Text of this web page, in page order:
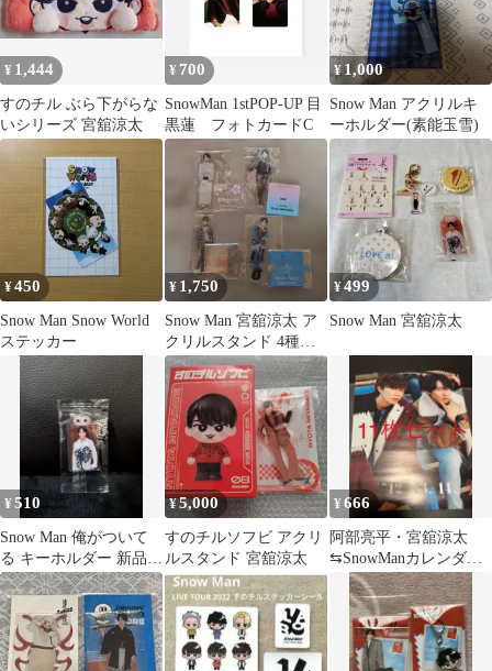
¥ 1,444
すのチル ぶら下がらな
いシリーズ 宮舘涼太
¥ 700
SnowMan 1stPOP-UP 目
黒蓮 フォトカードC
¥ 1,000
Snow Man アクリルキ
ーホルダー(素能玉雪)
¥450
Snow Man Snow World
ステッカー
¥ 1,750
Snow Man 宮舘涼太 ア
クリルスタンド 4種セ
ット
¥499
Snow Man 宮舘涼太
¥510
Snow Man 俺がついて
る キーホルダー 新品未
開封 宮舘涼太
¥5,000
すのチルソフビ アクリ
ルスタンド 宮舘涼太
¥666
阿部亮平・宮舘涼太
⇆SnowManカレンダ
ー 11枚セット